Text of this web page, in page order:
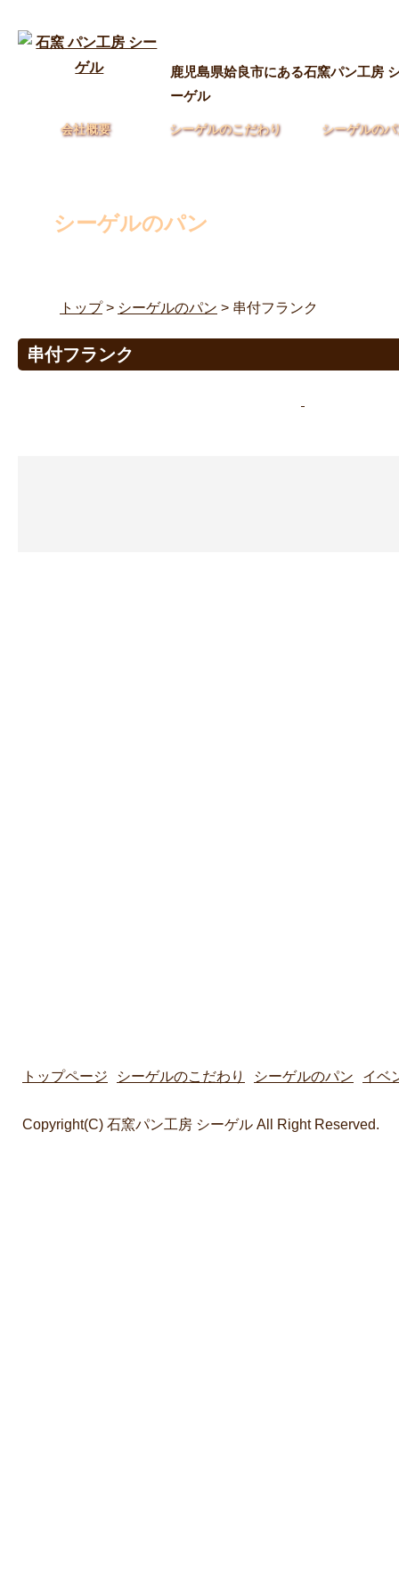
鹿児島県姶良市にある石窯パン工房
ーゲル
会社概要 シーゲルのこだわり シーゲルのパ
シーゲルのパン
トップ> シーゲルのパン > 串付フランク
串付フランク
トップページ シーゲルのこだわり シーゲルのパン イベ
Copyright(C) 石窯パン工房 シーゲル All Right Reserved.